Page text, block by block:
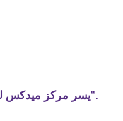
يسر مركز ميدكس للتدريب المهني أن يعلن عن انطلاق دورته المتخصصة في “عقود الإنشاءات ومنظومة الفيديك النموذجية وتسوية منازعاتها بالتحكيم”.